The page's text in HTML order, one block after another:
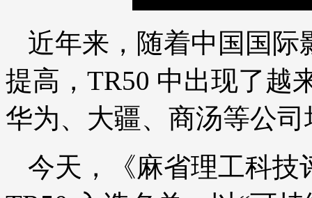
近年来，随着中国国际
提高，TR50 中出现了越
华为、大疆、商汤等公
今天，《麻省理工科技